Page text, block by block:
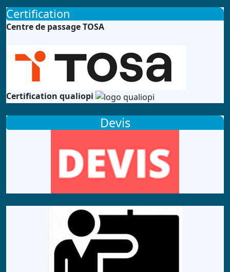
Certification
Centre de passage TOSA
Certification qualiopi
Devis